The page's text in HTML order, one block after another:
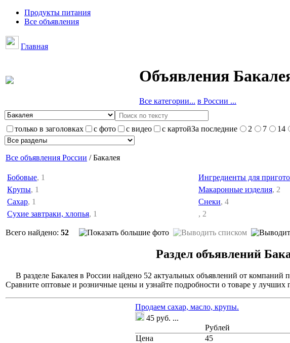
Продукты питания
Все объявления
Главная
Объявления
Все категории... в России ...
только в заголовках с фото с видео с картойЗа последние 2 7 14
Все объявления России / Бакалея
Бобовые, 1 Ингредиенты для
Крупы, 1 Макаронные изделия, 2
Сахар, 1 Снеки, 4
Сухие завтраки, хлопья, 1 , 2
Всего найдено: 52
Раздел объявлений
В разделе Бакалея в России найдено 52 актуальных объявлений от
Сравните оптовые и розничные цены и узнайте подробности о товаре у лучших
Продаем сахар, масло, крупы.
45 руб. ...
Рублей
Цена
45